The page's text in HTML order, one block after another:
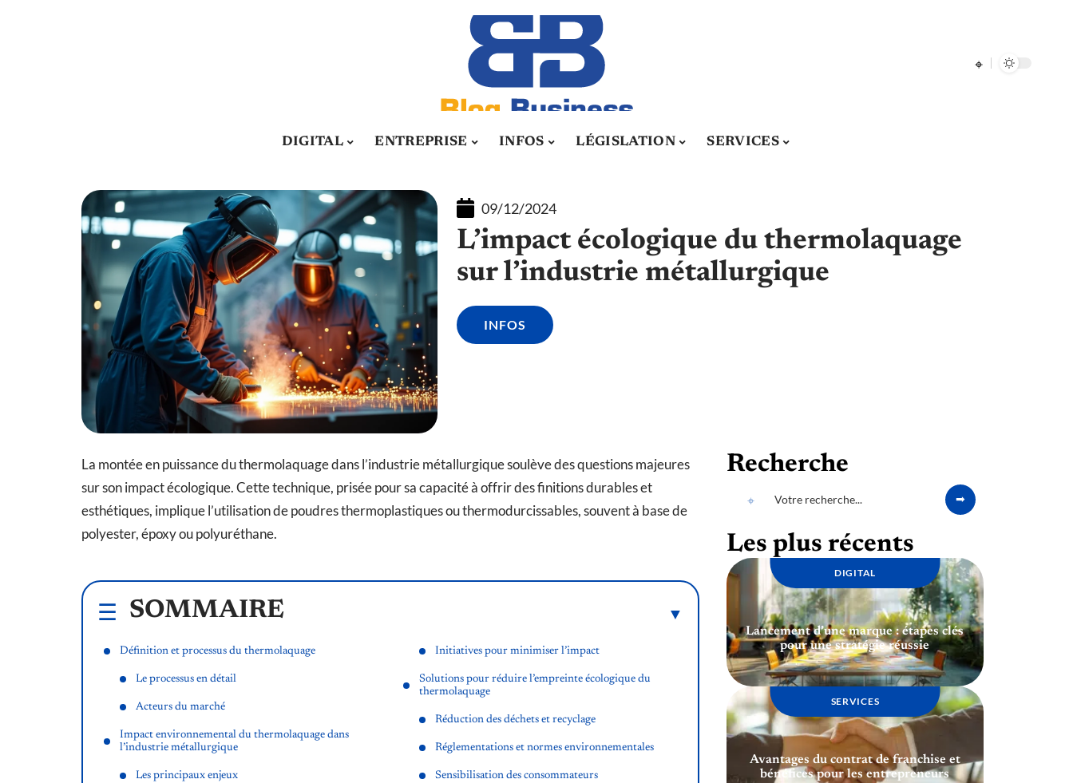
DIGITAL ENTREPRISE INFOS LÉGISLATION SERVICES
09/12/2024
L’impact écologique du thermolaquage
sur l’industrie métallurgique
INFOS
La montée en puissance du thermolaquage dans l’industrie métallurgique soulève des questions majeures
sur son impact écologique. Cette technique, prisée pour sa capacité à offrir des finitions durables et
esthétiques, implique l’utilisation de poudres thermoplastiques ou thermodurcissables, souvent à base de
polyester, époxy ou polyuréthane.
SOMMAIRE
Définition et processus du thermolaquage
Le processus en détail
Acteurs du marché
Impact environnemental du thermolaquage dans
l’industrie métallurgique
Les principaux enjeux
Initiatives pour minimiser l’impact
Solutions pour réduire l’empreinte écologique du
thermolaquage
Réduction des déchets et recyclage
Réglementations et normes environnementales
Sensibilisation des consommateurs
Recherche
Les plus récents
DIGITAL
Lancement d’une marque : étapes clés
pour une stratégie réussie
SERVICES
Avantages du contrat de franchise et
bénéfices pour les entrepreneurs